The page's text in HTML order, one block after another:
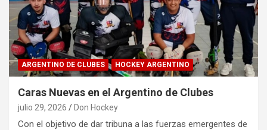
ARGENTINO DE CLUBES HOCKEY ARGENTINO
Caras Nuevas en el Argentino de Clubes
julio 29, 2026 Don Hockey
Con el objetivo de dar tribuna a las fuerzas emergentes de